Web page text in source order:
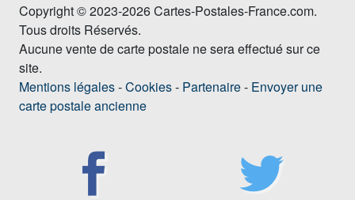
Copyright © 2023-2026 Cartes-Postales-France.com.
Tous droits Réservés.
Aucune vente de carte postale ne sera effectué sur ce
site.
Mentions légales-Cookies- Partenaire- Envoyer une
carte postale ancienne